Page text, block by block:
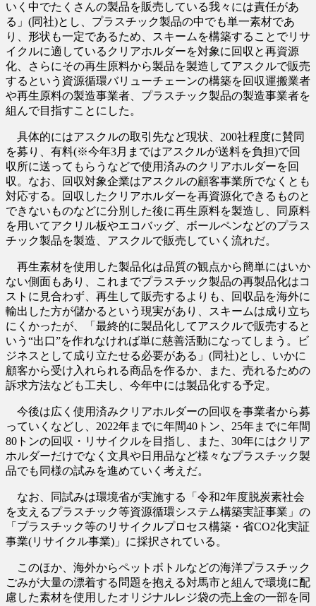
いく中でたくさんの製品を販売している我々には責任があ
る」(同社)とし、プラスチック製品の中でも単一素材であ
り、形状も一定であるため、スキームを構築することでリサ
イクルに適しているクリアホルダーを対象に回収と再資源
化、さらにその再生原料から製品を製造してアスクルで販売
するという資源循環バリューチェーンの構築を回収運搬業者
や再生原料の製造事業者、プラスチック製品の製造事業者を
組んで目指すことにした。
具体的にはアスクルの取引先など現状、200社程度に賛同
を募り、有料(※今年3月まではアスクルが送料を負担)で回
収所に送ってもらうなどで使用済みのクリアホルダーを回
収。なお、回収対象企業はアスクルの顧客事業所でなくとも
対応する。回収したクリアホルダーを再資源化できるものと
できないものなどに分別した後に再生原料を製造し、同原料
を用いてアクリル板やエコバッグ、ボールペンなどのプラス
チック製品を製造、アスクルで販売していく流れだ。
再生素材を使用した製品化は品質の観点から簡単にはいか
ない側面もあり、これまでプラスチック製品の再製品化はコ
ストに見合わず、再生して販売するよりも、回収品を海外に
輸出した方が儲かるという現実があり、スキームは成り立ち
にくかったが、「最終的に製品化してアスクルで販売すると
いう“出口”を作れなければ単に慈善活動になってしまう。ビ
ジネスとして成り立たせる必要がある」(同社)とし、いかに
顧客から受け入れられる商品を作るか、また、売れるための
訴求方法なども工夫し、今年中には製品化する予定。
今後は広く使用済みクリアホルダーの回収を事業者から募
っていくなどし、2022年までに年間40トン、25年までに年間
80トンの回収・リサイクルを目指し、また、30年にはクリア
ホルダーだけでなく文具や日用品など様々なプラスチック製
品でも同様の試みを進めていく考えだ。
なお、同試みは環境省が実施する「令和2年度脱炭素社会
を支えるプラスチック等資源循環システム構築実証事業」の
「プラスチック等のリサイクルプロセス構築・省CO2化実証
事業(リサイクル事業)」に採択されている。
このほか、海外からペットボトルなどの海洋プラスチック
ごみが大量の漂着する問題を抱える対馬市と組んで環境に配
慮した素材を使用したオリジナルレジ袋の売上金の一部を同